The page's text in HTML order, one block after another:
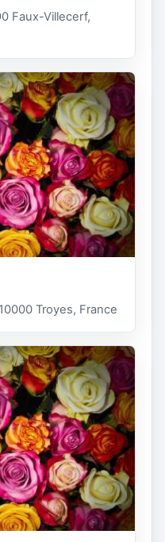
Faux-Villecerf,
Troyes, France